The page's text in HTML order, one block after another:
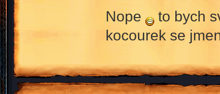
Nope
to bych
kocourek se